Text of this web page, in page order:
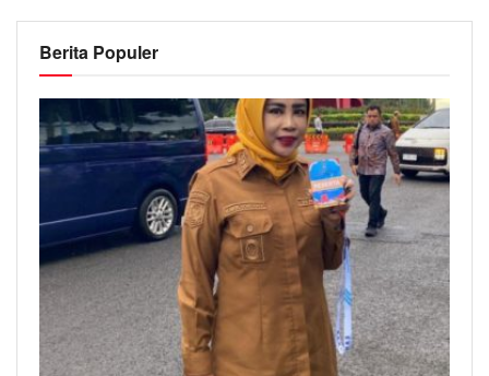
Berita Populer